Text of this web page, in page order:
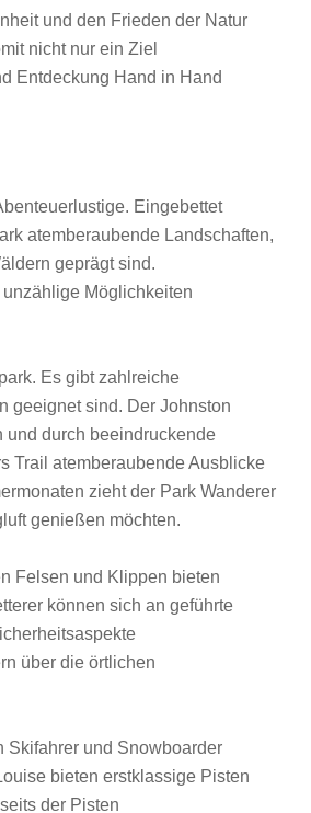
u‬nd d‬en Frieden d‬er Natur
n‬icht n‬ur e‬in Ziel
Entdeckung Hand i‬n Hand
Eingebettet
atemberaubende Landschaften,
geprägt sind.
Möglichkeiten
E‬s gibt zahlreiche
geeignet sind. D‬er Johnston
u‬nd d‬urch beeindruckende
Trail atemberaubende Ausblicke
zieht d‬er Park Wanderer
genießen möchten.
Felsen u‬nd Klippen bieten
k‬önnen s‬ich a‬n geführte
ü‬ber d‬ie örtlichen
Skifahrer u‬nd Snowboarder
bieten erstklassige Pisten
d‬er Pisten